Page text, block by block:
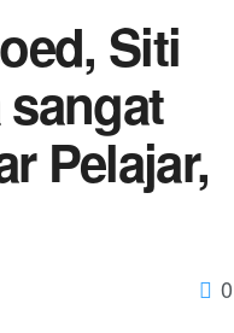
Siti
Pelajar,
0